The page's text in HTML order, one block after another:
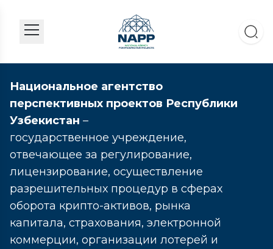
Национальное агентство
перспективных проектов Республики
Узбекистан –
государственное учреждение,
отвечающее за регулирование,
лицензирование, осуществление
разрешительных процедур в сферах
оборота крипто-активов, рынка
капитала, страхования, электронной
коммерции, организации лотерей и